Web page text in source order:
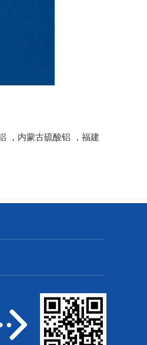
， 内蒙古硫酸铝 ， 福建